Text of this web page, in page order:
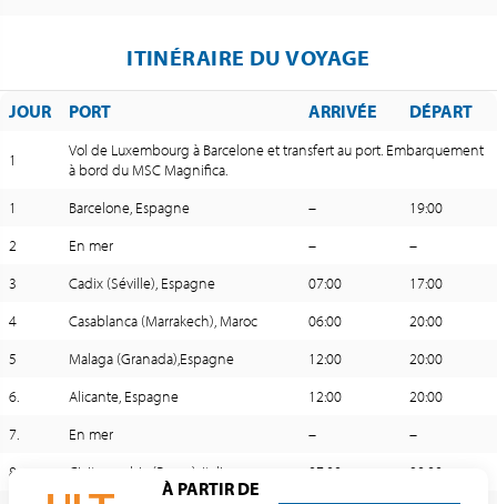
À PARTIR DE
ITINÉRAIRE DU VOYAGE
JOUR PORT ARRIVÉE DÉPART
1
Vol de Luxembourg à Barcelone et transfert au port. Embarquement
à bord du MSC Magnifica.
1
Barcelone, Espagne –
19:00
2
En mer –
–
3
Cadix (Séville), Espagne 07:00
17:00
4
Casablanca (Marrakech), Maroc 06:00
20:00
5
Malaga (Granada),Espagne 12:00
20:00
6.
Alicante, Espagne 12:00
20:00
7.
En mer –
–
8.
Civitavecchia (Rome), Italie 07:00
20:00